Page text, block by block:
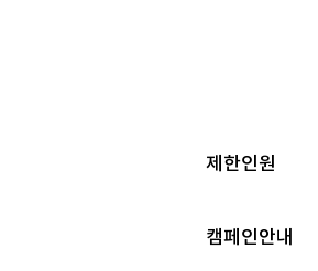
제한인원
캠페인안내